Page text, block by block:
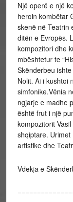
Një operë e një
heroin kombëtar
skenë në Teatrin
ditën e Evropës.
kompozitori dhe
mbështetur te
Skënderbeu
Nolit. Ai i kushtoi
simfonike.Vënia
ngjarje e madhe
është frut i një
kompozitorit
shqiptare.
artistike dhe
Vdekja e